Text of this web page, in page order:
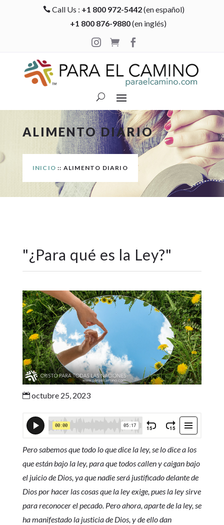
 Call Us : +1 800 972-5442(en español)
+1 800 876-9880(en inglés)

 
ALIMENTO DIARIO
INICIO :: ALIMENTO DIARIO
"¿Para qué es la Ley?"
octubre 25, 2023
Pero sabemos que todo lo que dice la ley, se lo dice a los
que están bajo la ley, para que todos callen y caigan bajo
el juicio de Dios, ya que nadie será justificado delante de
Dios por hacer las cosas que la ley exige, pues la ley sirve
para reconocer el pecado. Pero ahora, aparte de la ley, se
ha manifestado la justicia de Dios, y de ello dan